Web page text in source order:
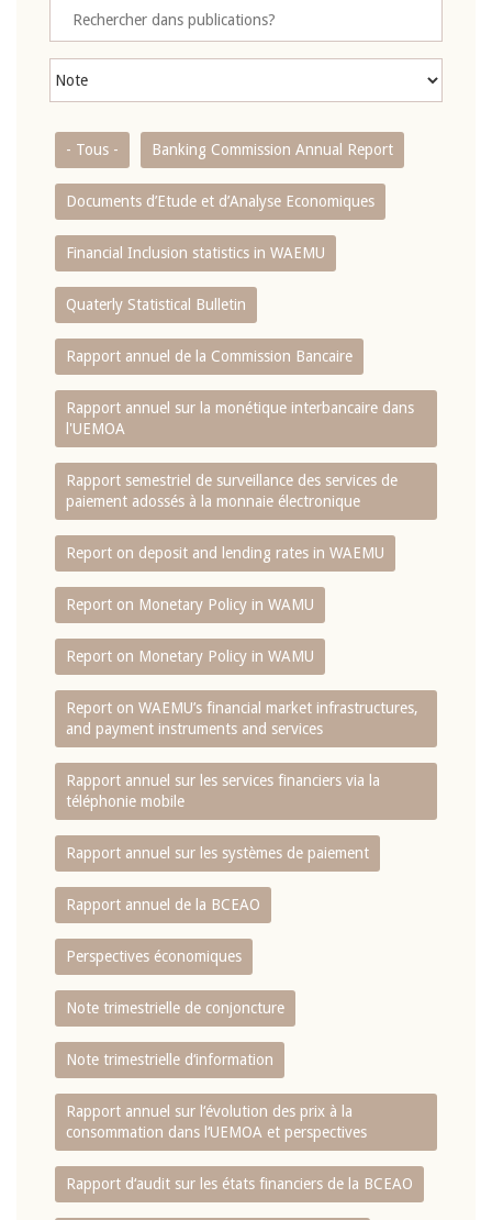
- Tous - Banking Commission Annual Report
Documents d’Etude et d’Analyse Economiques
Financial Inclusion statistics in WAEMU
Quaterly Statistical Bulletin
Rapport annuel de la Commission Bancaire
Rapport annuel sur la monétique interbancaire dans
l'UEMOA
Rapport semestriel de surveillance des services de
paiement adossés à la monnaie électronique
Report on deposit and lending rates in WAEMU
Report on Monetary Policy in WAMU
Report on Monetary Policy in WAMU
Report on WAEMU’s financial market infrastructures,
and payment instruments and services
Rapport annuel sur les services financiers via la
téléphonie mobile
Rapport annuel sur les systèmes de paiement
Rapport annuel de la BCEAO
Perspectives économiques
Note trimestrielle de conjoncture
Note trimestrielle d‘information
Rapport annuel sur l‘évolution des prix à la
consommation dans l‘UEMOA et perspectives
Rapport d‘audit sur les états financiers de la BCEAO